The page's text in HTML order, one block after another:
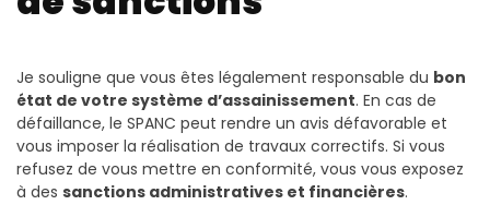
Je souligne que vous êtes légalement responsable du bon
état de votre système d’assainissement. En cas de
défaillance, le SPANC peut rendre un avis défavorable et
vous imposer la réalisation de travaux correctifs. Si vous
refusez de vous mettre en conformité, vous vous exposez
à des sanctions administratives et financières.